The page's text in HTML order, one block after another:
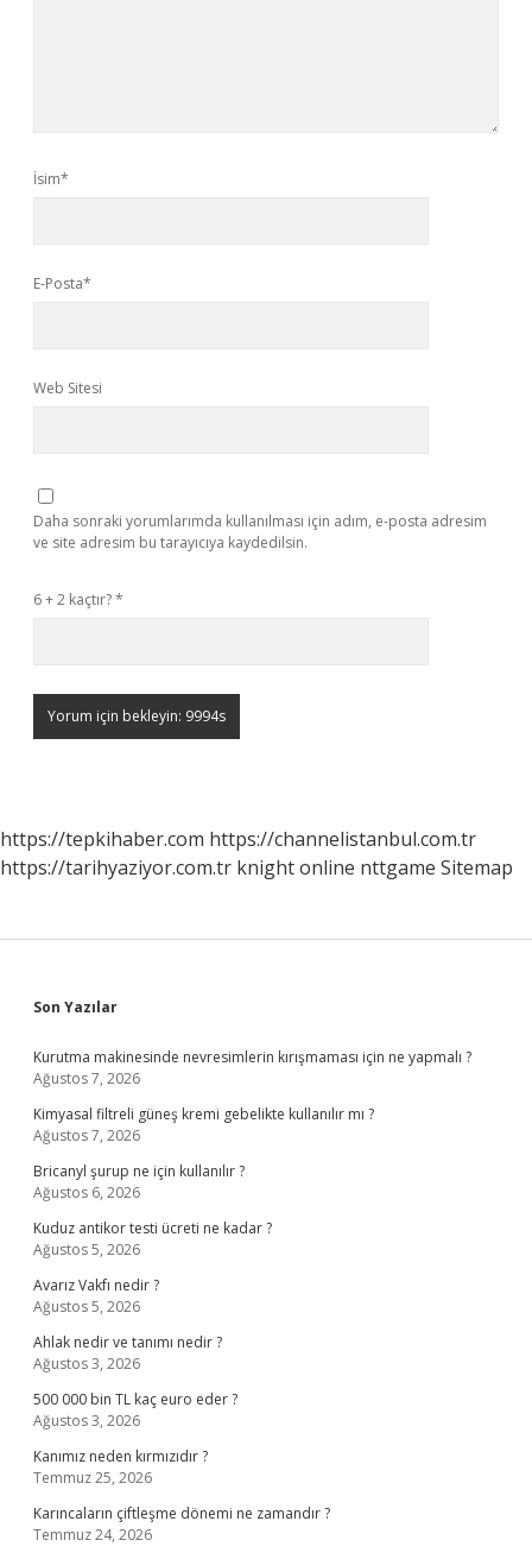
İsim*
E-Posta*
Web Sitesi
Daha sonraki yorumlarımda kullanılması için adım, e-posta adresim
ve site adresim bu tarayıcıya kaydedilsin.
6 + 2 kaçtır?*
https://tepkihaber.com https://channelistanbul.com.tr
https://tarihyaziyor.com.tr knight online nttgame Sitemap
Sidebar
Son Yazılar
Kurutma makinesinde nevresimlerin kırışmaması için ne yapmalı ?
Ağustos 7, 2026
Kimyasal filtreli güneş kremi gebelikte kullanılır mı ?
Ağustos 7, 2026
Bricanyl şurup ne için kullanılır ?
Ağustos 6, 2026
Kuduz antikor testi ücreti ne kadar ?
Ağustos 5, 2026
Avarız Vakfı nedir ?
Ağustos 5, 2026
Ahlak nedir ve tanımı nedir ?
Ağustos 3, 2026
500 000 bin TL kaç euro eder ?
Ağustos 3, 2026
Kanımız neden kırmızıdır ?
Temmuz 25, 2026
Karıncaların çiftleşme dönemi ne zamandır ?
Temmuz 24, 2026